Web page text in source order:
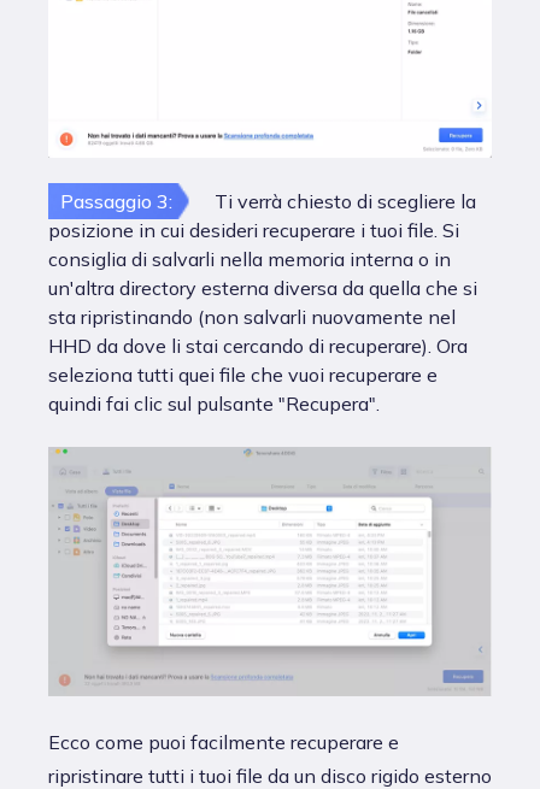
Passaggio 3:
Ti verrà chiesto di scegliere la
posizione in cui desideri recuperare i tuoi file. Si
consiglia di salvarli nella memoria interna o in
un'altra directory esterna diversa da quella che si
sta ripristinando (non salvarli nuovamente nel
HHD da dove li stai cercando di recuperare). Ora
seleziona tutti quei file che vuoi recuperare e
quindi fai clic sul pulsante "Recupera".
Ecco come puoi facilmente recuperare e
ripristinare tutti i tuoi file da un disco rigido esterno